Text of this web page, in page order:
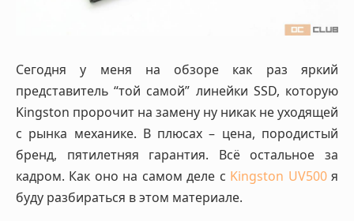
Сегодня у меня на обзоре как раз яркий
представитель “той самой” линейки SSD, которую
Kingston пророчит на замену ну никак не уходящей
с рынка механике. В плюсах – цена, породистый
бренд, пятилетняя гарантия. Всё остальное за
кадром. Как оно на самом деле с Kingston UV500я
буду разбираться в этом материале.